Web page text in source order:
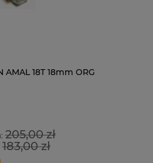
AMAL 18T 18mm ORG
205,00 zł
183,00 zł